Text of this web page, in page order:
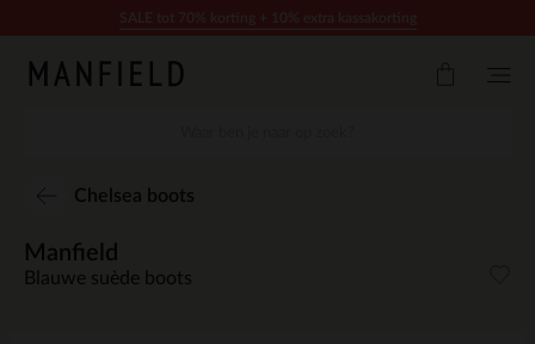
Chelsea boots
Manfield
Blauwe suède boots